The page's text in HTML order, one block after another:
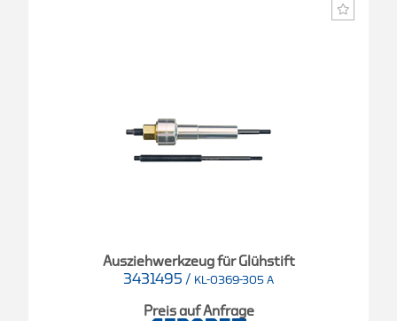
Ausziehwerkzeug für Glühstift
3431495 / KL-0369-305 A
Preis auf Anfrage